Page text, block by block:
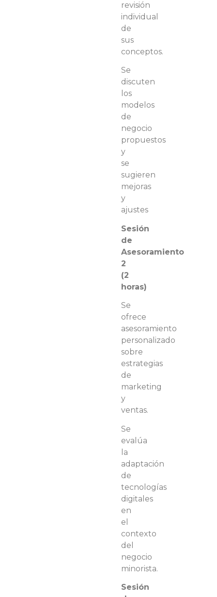
revisión
individual
de
sus
conceptos.
Se
discuten
los
modelos
de
negocio
propuestos
y
se
sugieren
mejoras
y
ajustes
Sesión
de
Asesoramiento
2
(2
horas)
Se
ofrece
asesoramiento
personalizado
sobre
estrategias
de
marketing
y
ventas.
Se
evalúa
la
adaptación
de
tecnologías
digitales
en
el
contexto
del
negocio
minorista.
Sesión